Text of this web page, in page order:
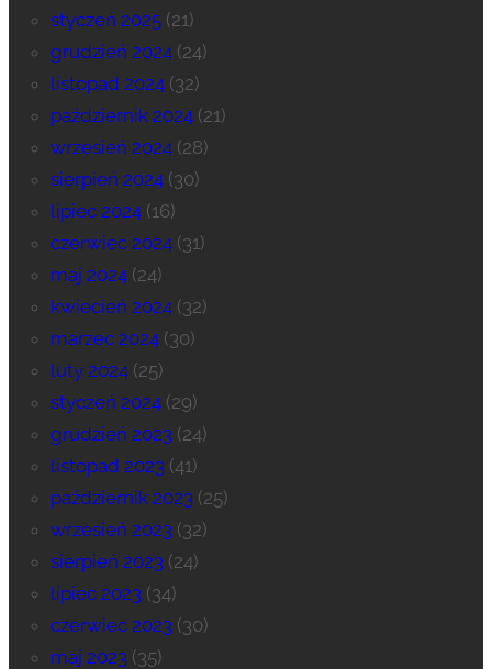
styczeń 2025(21)
grudzień 2024(24)
listopad 2024(32)
październik 2024(21)
wrzesień 2024(28)
sierpień 2024(30)
lipiec 2024(16)
czerwiec 2024(31)
maj 2024(24)
kwiecień 2024(32)
marzec 2024(30)
luty 2024(25)
styczeń 2024(29)
grudzień 2023 (24)
listopad 2023 (41)
październik 2023 (25)
wrzesień 2023 (32)
sierpień 2023 (24)
lipiec 2023 (34)
czerwiec 2023 (30)
maj 2023 (35)